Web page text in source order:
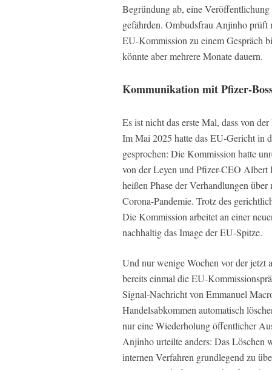
Begründung ab, eine
gefährden. Ombudsfrau Anjinho prüft
EU-Kommission zu einem Gespräch
könnte aber mehrere Monate dauern.
Kommunikation mit Pfizer-
Es ist nicht das erste Mal, dass von
Im Mai 2025 hatte das EU-Gericht in
gesprochen: Die Kommission hatte
von der Leyen und Pfizer-CEO Albert
heißen Phase der Verhandlungen
Corona-Pandemie. Trotz des
Die Kommission arbeitet an einer
nachhaltig das Image der EU-Spitze.
Und nur wenige Wochen vor der
bereits einmal die EU-
Signal-Nachricht von Emmanuel
Handelsabkommen automatisch
nur eine Wiederholung öffentlicher
Anjinho urteilte anders: Das Löschen
internen Verfahren grundlegend zu